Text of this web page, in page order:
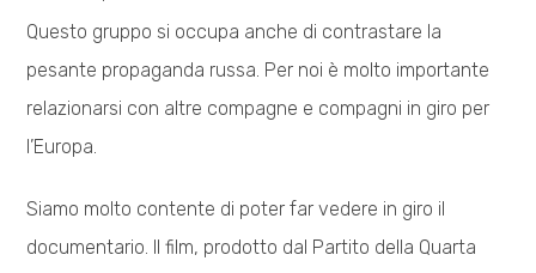
Questo gruppo si occupa anche di contrastare la
pesante propaganda russa. Per noi è molto importante
relazionarsi con altre compagne e compagni in giro per
l’Europa.
Siamo molto contente di poter far vedere in giro il
documentario. Il film, prodotto dal Partito della Quarta